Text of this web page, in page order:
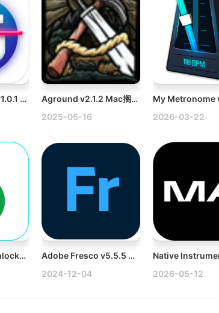
CleanAppsNow v1.0.1 Mac软件卸载工具破解版
Aground v2.1.2 Mac搁浅破解版
2025-05-16
2026-03-22
Apeaksoft iOS Unlocker v1.0.66 Mac iOS设备解锁工具破解版
Adobe Fresco v5.5.5 Win多语言破解版
2024-12-04
2026-05-12